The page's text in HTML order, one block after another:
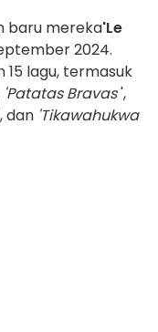
baru mereka'Le
2024.
lagu, termasuk
'Patatas Bravas',
dan 'Tikawahukwa